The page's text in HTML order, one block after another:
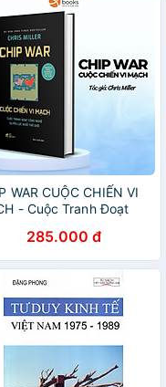
WAR CUỘC CHIẾN VI
- Cuộc Tranh Đoạt
Giới - Chris Miller - Kim
dịch
285.000 đ